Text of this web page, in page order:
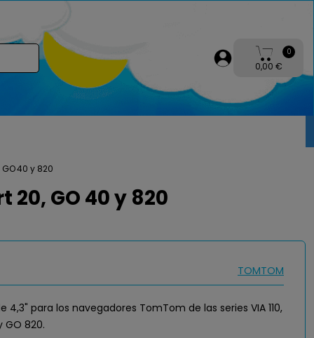
0
0,00 €
GO 40 y 820
20, GO 40 y 820
TOMTOM
para los navegadores TomTom de las series VIA 110,
GO 820.